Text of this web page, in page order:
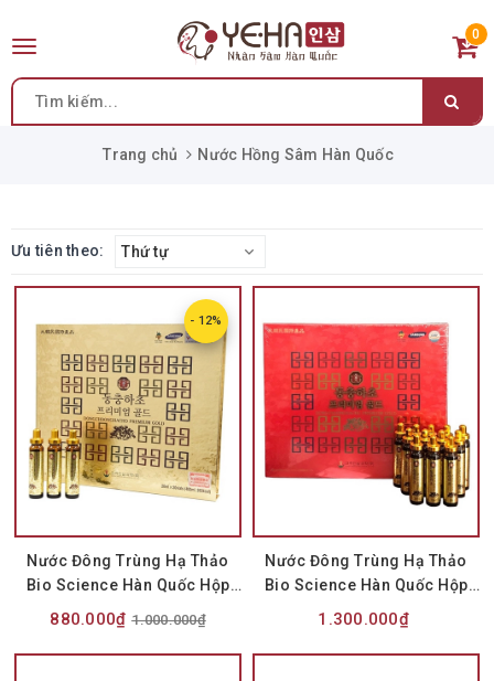
Toggle
0
Trang chủ Nước Hồng Sâm Hàn Quốc
Ưu tiên theo: Thứ tự
- 12%
Nước Đông Trùng Hạ Thảo
Bio Science Hàn Quốc Hộp
Vàng 20 Ống x 20ml
880.000₫ 1.000.000₫
Nước Đông Trùng Hạ Thảo
Bio Science Hàn Quốc Hộp
Đỏ 20 Ống x 20ml
1.300.000₫